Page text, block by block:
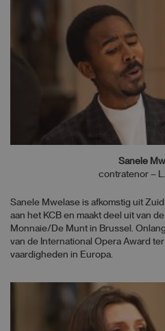
Sanele
contratenor –
Sanele Mwelase is afkomstig uit
aan het KCB en maakt deel uit van
Monnaie/De Munt in Brussel.
van de International Opera Award
vaardigheden in Europa.